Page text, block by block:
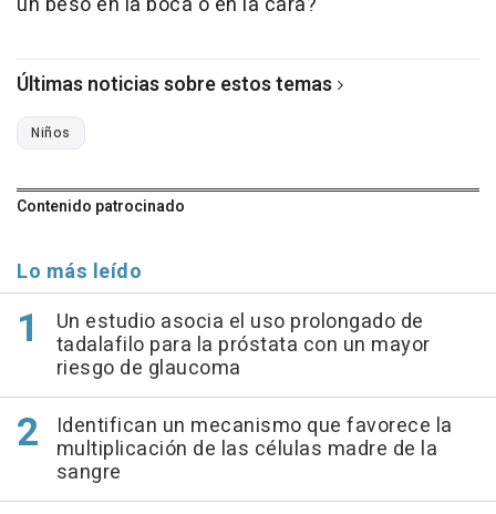
Últimas noticias sobre estos temas
Niños
Contenido patrocinado
Lo más leído
Un estudio asocia el uso prolongado de
tadalafilo para la próstata con un mayor
riesgo de glaucoma
Identifican un mecanismo que favorece la
multiplicación de las células madre de la
sangre